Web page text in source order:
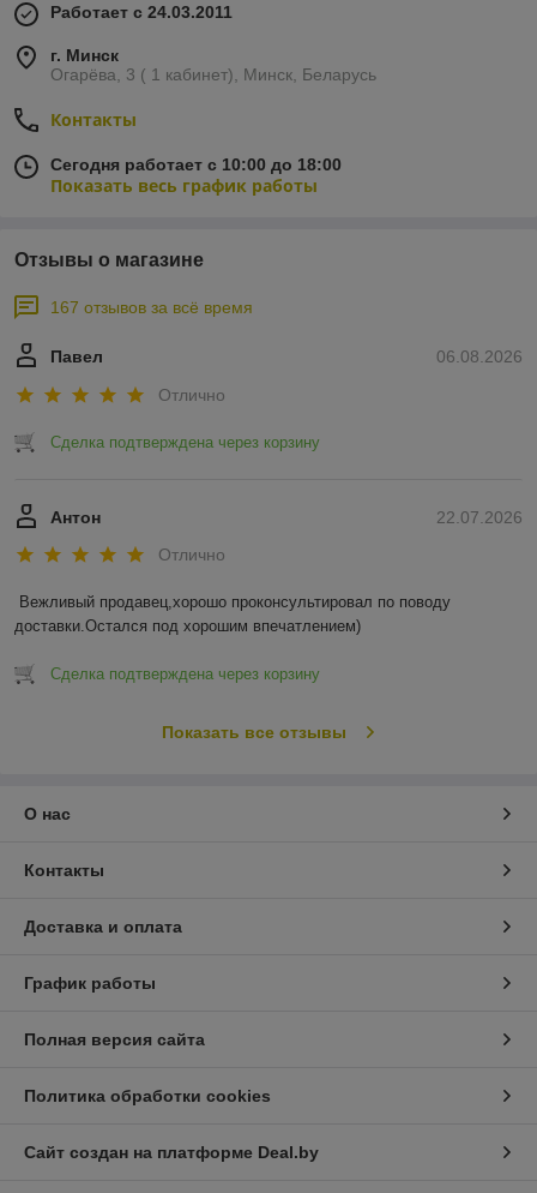
Работает с 24.03.2011
г. Минск
Огарёва, 3 ( 1 кабинет), Минск, Беларусь
Контакты
Сегодня работает с 10:00 до 18:00
Показать весь график работы
Отзывы о магазине
167 отзывов за всё время
06.08.2026
Павел
Отлично
Сделка подтверждена через корзину
22.07.2026
Антон
Отлично
Вежливый продавец,хорошо проконсультировал по поводу
доставки.Остался под хорошим впечатлением)
Сделка подтверждена через корзину
Показать все отзывы
О нас
Контакты
Доставка и оплата
График работы
Полная версия сайта
Политика обработки cookies
Сайт создан на платформе Deal.by